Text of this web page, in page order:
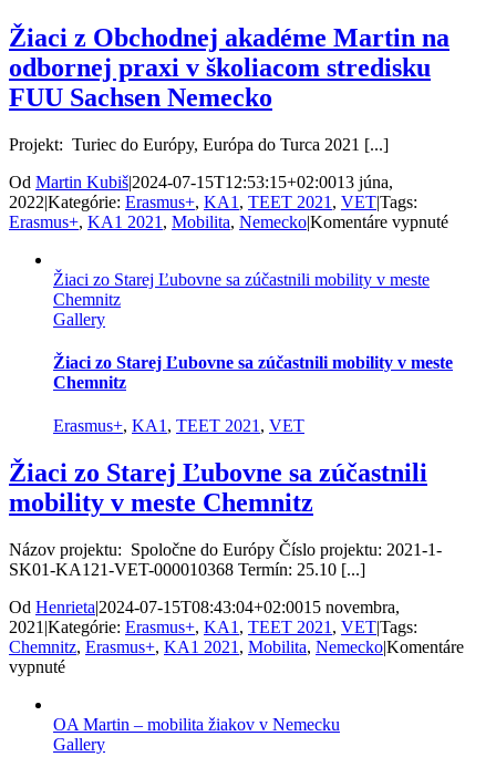
Žiaci z Obchodnej akadéme Martin na
odbornej praxi v školiacom stredisku
FUU Sachsen Nemecko
Projekt: Turiec do Európy, Európa do Turca 2021 [...]
Od Martin Kubiš|2024-07-15T12:53:15+02:0013 júna,
2022|Kategórie: Erasmus+, KA1 , TEET 2021 , VET|Tags:
Erasmus+, KA1 2021 , Mobilita, Nemecko|Komentáre vypnuténa
Žiaci zo Starej Ľubovne sa zúčastnili mobility v meste
Chemnitz
Gallery
Žiaci zo Starej Ľubovne sa zúčastnili mobility v meste
Chemnitz
Erasmus+, KA1 , TEET 2021 , VET
Žiaci zo Starej Ľubovne sa zúčastnili
mobility v meste Chemnitz
Názov projektu: Spoločne do Európy Číslo projektu: 2021-1-
SK01-KA121-VET-000010368 Termín: 25.10 [...]
Od Henrieta|2024-07-15T08:43:04+02:0015 novembra,
2021 |Kategórie: Erasmus+, KA1 , TEET 2021 , VET|Tags:
Chemnitz, Erasmus+, KA1 2021 , Mobilita, Nemecko|Komentáre
vypnuténa
Starej
Ľubovne
OA Martin – mobilita žiakov v Nemecku
Gallery